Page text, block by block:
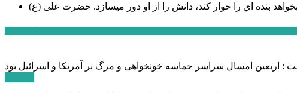
بنده اي را خوار كند، دانش را از او دور میسازد. حضرت علی (ع)